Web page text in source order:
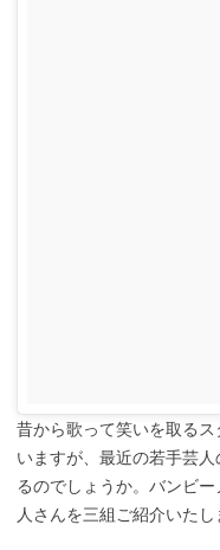
昔から歌って笑いを取る
いますが、最近の若手芸
るのでしょうか。バンビ
人さんを三組ご紹介いたし